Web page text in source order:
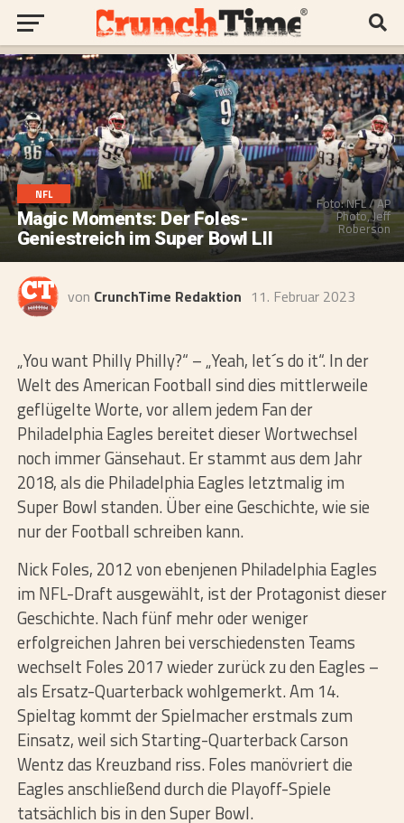
NFL
Magic Moments: Der Foles-
Geniestreich im Super Bowl LII
Foto: NFL / AP
Photo, Jeff
Roberson
von CrunchTime Redaktion 11. Februar 2023
„You want Philly Philly?“ – „Yeah, let´s do it“. In der
Welt des American Football sind dies mittlerweile
geflügelte Worte, vor allem jedem Fan der
Philadelphia Eagles bereitet dieser Wortwechsel
noch immer Gänsehaut. Er stammt aus dem Jahr
2018, als die Philadelphia Eagles letztmalig im
Super Bowl standen. Über eine Geschichte, wie sie
nur der Football schreiben kann.
Nick Foles, 2012 von ebenjenen Philadelphia Eagles
im NFL-Draft ausgewählt, ist der Protagonist dieser
Geschichte. Nach fünf mehr oder weniger
erfolgreichen Jahren bei verschiedensten Teams
wechselt Foles 2017 wieder zurück zu den Eagles –
als Ersatz-Quarterback wohlgemerkt. Am 14.
Spieltag kommt der Spielmacher erstmals zum
Einsatz, weil sich Starting-Quarterback Carson
Wentz das Kreuzband riss. Foles manövriert die
Eagles anschließend durch die Playoff-Spiele
tatsächlich bis in den Super Bowl.